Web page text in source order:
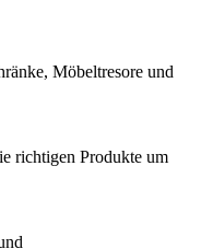
Möbeltresore und
richtigen Produkte um